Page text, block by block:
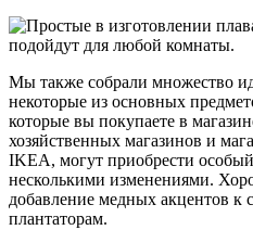
Мы также собрали множество
некоторые из основных
которые вы покупаете в
хозяйственных магазинов и
IKEA, могут приобрести
несколькими изменениями.
добавление медных акцентов
плантаторам.